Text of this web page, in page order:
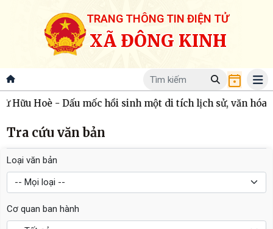
TRANG THÔNG TIN ĐIỆN TỬ
XÃ ĐÔNG KINH
Hữu Hoè - Dấu mốc hồi sinh một di tích lịch sử, văn hóa
Tra cứu văn bản
Loại văn bản
Cơ quan ban hành